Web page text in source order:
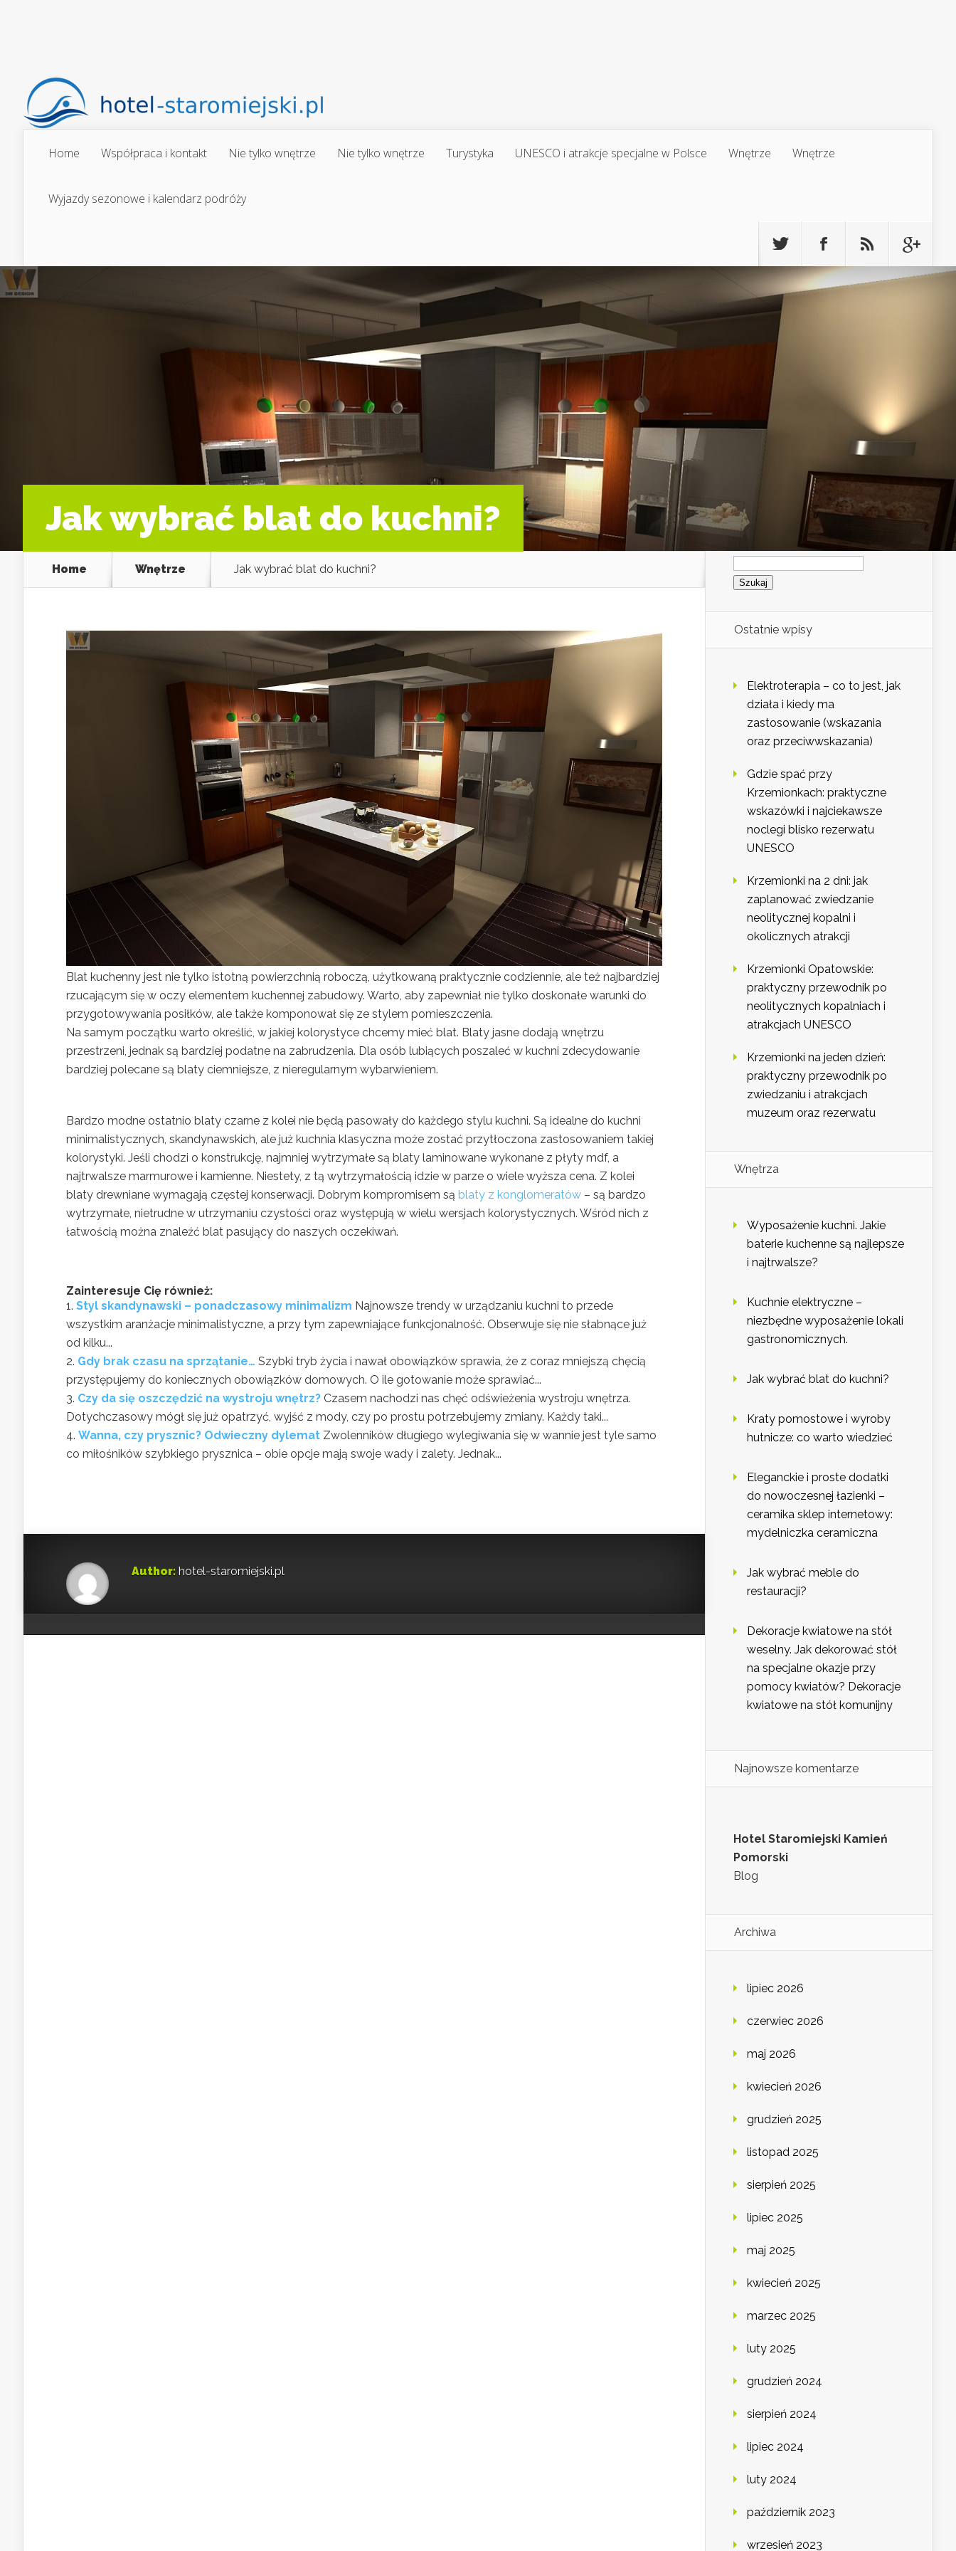
Home Współpraca i kontakt Nie tylko wnętrze Nie tylko wnętrze Turystyka UNESCO i atrakcje specjalne w Polsce Wnętrze Wnętrze
Wyjazdy sezonowe i kalendarz podróży
Jak wybrać blat do kuchni?
Home Wnętrze Jak wybrać blat do kuchni?
Blat kuchenny jest nie tylko istotną powierzchnią roboczą, użytkowaną praktycznie codziennie, ale też najbardziej
rzucającym się w oczy elementem kuchennej zabudowy. Warto, aby zapewniał nie tylko doskonałe warunki do
przygotowywania posiłków, ale także komponował się ze stylem pomieszczenia.
Na samym początku warto określić, w jakiej kolorystyce chcemy mieć blat. Blaty jasne dodają wnętrzu
przestrzeni, jednak są bardziej podatne na zabrudzenia. Dla osób lubiących poszaleć w kuchni zdecydowanie
bardziej polecane są blaty ciemniejsze, z nieregularnym wybarwieniem.
Bardzo modne ostatnio blaty czarne z kolei nie będą pasowały do każdego stylu kuchni. Są idealne do kuchni
minimalistycznych, skandynawskich, ale już kuchnia klasyczna może zostać przytłoczona zastosowaniem takiej
kolorystyki. Jeśli chodzi o konstrukcję, najmniej wytrzymałe są blaty laminowane wykonane z płyty mdf, a
najtrwalsze marmurowe i kamienne. Niestety, z tą wytrzymałością idzie w parze o wiele wyższa cena. Z kolei
blaty drewniane wymagają częstej konserwacji. Dobrym kompromisem są blaty z konglomeratów – są bardzo
wytrzymałe, nietrudne w utrzymaniu czystości oraz występują w wielu wersjach kolorystycznych. Wśród nich z
łatwością można znaleźć blat pasujący do naszych oczekiwań.
Zainteresuje Cię również:
Styl skandynawski – ponadczasowy minimalizm Najnowsze trendy w urządzaniu kuchni to przede
wszystkim aranżacje minimalistyczne, a przy tym zapewniające funkcjonalność. Obserwuje się nie słabnące już
od kilku...
Gdy brak czasu na sprzątanie… Szybki tryb życia i nawał obowiązków sprawia, że z coraz mniejszą chęcią
przystępujemy do koniecznych obowiązków domowych. O ile gotowanie może sprawiać...
Czy da się oszczędzić na wystroju wnętrz? Czasem nachodzi nas chęć odświeżenia wystroju wnętrza.
Dotychczasowy mógł się już opatrzyć, wyjść z mody, czy po prostu potrzebujemy zmiany. Każdy taki...
Wanna, czy prysznic? Odwieczny dylemat Zwolenników długiego wylegiwania się w wannie jest tyle samo
co miłośników szybkiego prysznica – obie opcje mają swoje wady i zalety. Jednak...
Author: hotel-staromiejski.pl
Szukaj:
Ostatnie wpisy
Elektroterapia – co to jest, jak
działa i kiedy ma
zastosowanie (wskazania
oraz przeciwwskazania)
Gdzie spać przy
Krzemionkach: praktyczne
wskazówki i najciekawsze
noclegi blisko rezerwatu
UNESCO
Krzemionki na 2 dni: jak
zaplanować zwiedzanie
neolitycznej kopalni i
okolicznych atrakcji
Krzemionki Opatowskie:
praktyczny przewodnik po
neolitycznych kopalniach i
atrakcjach UNESCO
Krzemionki na jeden dzień:
praktyczny przewodnik po
zwiedzaniu i atrakcjach
muzeum oraz rezerwatu
Wnętrza
Wyposażenie kuchni. Jakie
baterie kuchenne są najlepsze
i najtrwalsze?
Kuchnie elektryczne –
niezbędne wyposażenie lokali
gastronomicznych.
Jak wybrać blat do kuchni?
Kraty pomostowe i wyroby
hutnicze: co warto wiedzieć
Eleganckie i proste dodatki
do nowoczesnej łazienki –
ceramika sklep internetowy:
mydelniczka ceramiczna
Jak wybrać meble do
restauracji?
Dekoracje kwiatowe na stół
weselny. Jak dekorować stół
na specjalne okazje przy
pomocy kwiatów? Dekoracje
kwiatowe na stół komunijny
Najnowsze komentarze
Hotel Staromiejski Kamień
Pomorski
Blog
Archiwa
lipiec 2026
czerwiec 2026
maj 2026
kwiecień 2026
grudzień 2025
listopad 2025
sierpień 2025
lipiec 2025
maj 2025
kwiecień 2025
marzec 2025
luty 2025
grudzień 2024
sierpień 2024
lipiec 2024
luty 2024
październik 2023
wrzesień 2023